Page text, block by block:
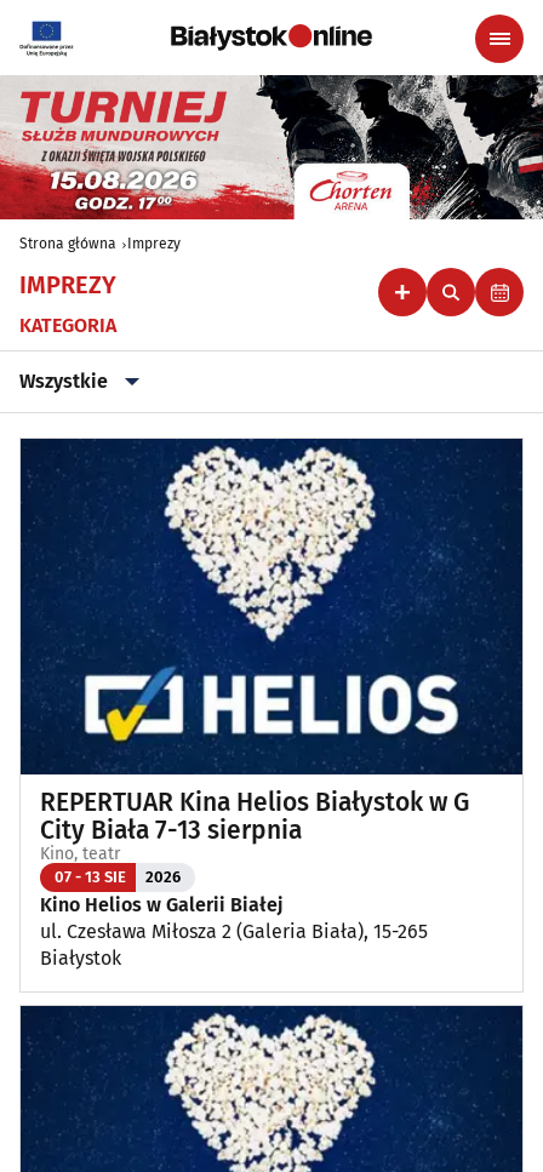
Strona główna Imprezy
IMPREZY
KATEGORIA
Wszystkie
Wszystkie
Klubowe, taneczne, granie do piwa(44)
Koncerty (87)
Koncerty muzyki poważnej(1)
Kino, teatr(111)
Wernisaże, wydarzenia artystyczne (3)
Wystawy(24)
Wydarzenia sportowe i rekreacyjne
Plenerowe, festyny(11)
Dla dzieci(3)
Targi, konferencje(8)
Wykłady, pokazy, imprezy okolicznościowe (12)
REPERTUAR Kina Helios Białystok w G
City Biała 7-13 sierpnia
Kino, teatr
07 - 13 SIE 2026
Kino Helios w Galerii Białej
ul. Czesława Miłosza 2 (Galeria Biała), 15-265
Białystok